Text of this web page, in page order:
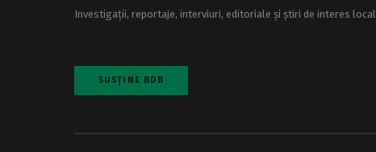
Investigații, reportaje, interviuri, editoriale și știri de interes
SUSȚINE BDB